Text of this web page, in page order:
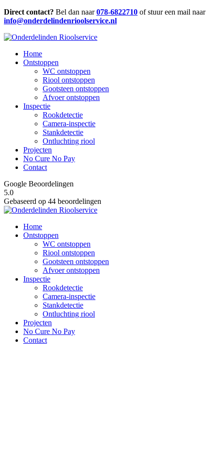
Direct contact? Bel dan naar078-6822710 of stuur een mail naar
info@onderdelindenrioolservice.nl
Home
Ontstoppen
WC ontstoppen
Riool ontstoppen
Gootsteen ontstoppen
Afvoer ontstoppen
Inspectie
Rookdetectie
Camera-inspectie
Stankdetectie
Ontluchting riool
Projecten
No Cure No Pay
Contact
Google Beoordelingen
5.0
Gebaseerd op 44 beoordelingen
Home
Ontstoppen
WC ontstoppen
Riool ontstoppen
Gootsteen ontstoppen
Afvoer ontstoppen
Inspectie
Rookdetectie
Camera-inspectie
Stankdetectie
Ontluchting riool
Projecten
No Cure No Pay
Contact